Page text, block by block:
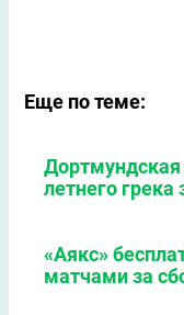
Еще по теме:
Дортмундская
летнего грека
«Аякс»
матчами за